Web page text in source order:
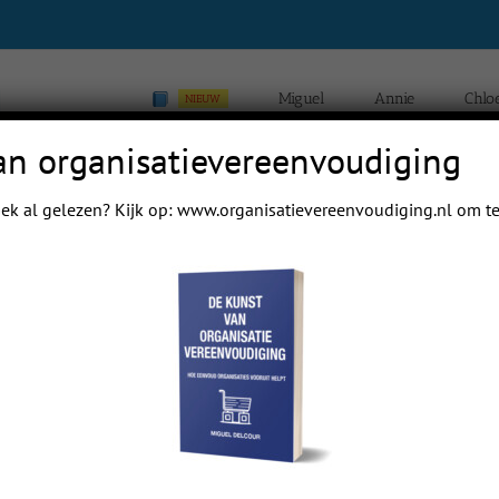
NIEUW Miguel Annie
Home Blogs van Chloé Yip Hei
papa even.
organisatievereenvoudiging
al gelezen? Kijk op: www.organisatievereenvoudiging.nlom